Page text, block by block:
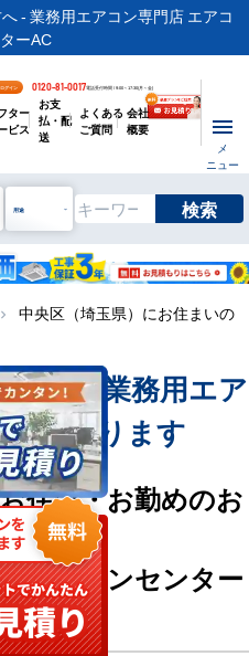
- 業務用エアコン専門店 エアコ
ーAC
グイン 0120-81-0017電話受付時間 / 9:00～17:30(月～金)
ター
ビス
お支
払・配
送
よくある
ご質問
会社
概要
メ
ニュー
用途 検索
chevron_right
中央区（埼玉県）にお住まいの
央区"業務用エア
事を承ります
住い・お勤めのお
エアコンセンター